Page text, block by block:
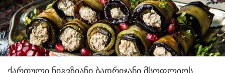
ქართული ნიგვზიანი ბადრიჯანი მსოფლიოს